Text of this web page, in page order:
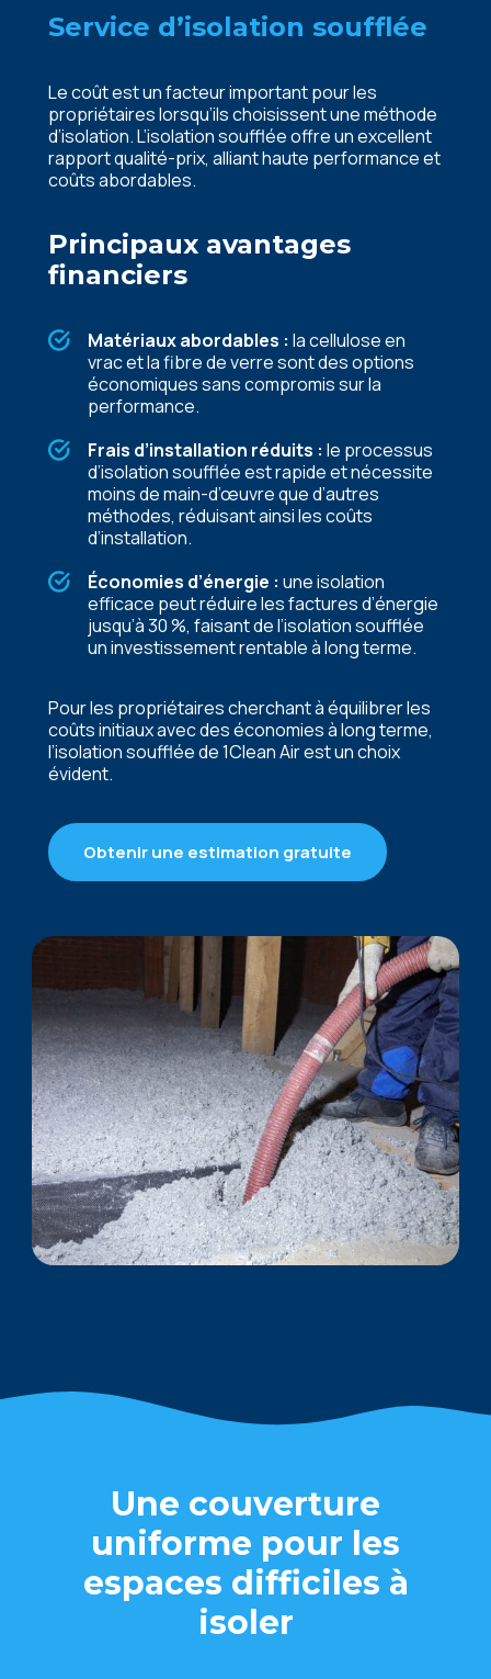
Service d’isolation soufflée
Le coût est un facteur important pour les
propriétaires lorsqu’ils choisissent une méthode
d’isolation. L’isolation soufflée offre un excellent
rapport qualité-prix, alliant haute performance et
coûts abordables.
Principaux avantages
financiers
Matériaux abordables : la cellulose en
vrac et la fibre de verre sont des options
économiques sans compromis sur la
performance.
Frais d’installation réduits : le processus
d’isolation soufflée est rapide et nécessite
moins de main-d’œuvre que d’autres
méthodes, réduisant ainsi les coûts
d’installation.
Économies d’énergie : une isolation
efficace peut réduire les factures d’énergie
jusqu’à 30 %, faisant de l’isolation soufflée
un investissement rentable à long terme.
Pour les propriétaires cherchant à équilibrer les
coûts initiaux avec des économies à long terme,
l’isolation soufflée de 1Clean Air est un choix
évident.
Obtenir une estimation gratuite
Une couverture
uniforme pour les
espaces difficiles à
isoler